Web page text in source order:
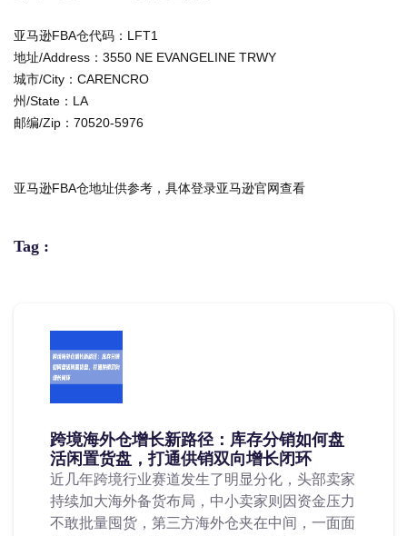
亚马逊FBA仓代码：LFT1
地址/Address：3550 NE EVANGELINE TRWY
城市/City：CARENCRO
州/State：LA
邮编/Zip：70520-5976
亚马逊FBA仓地址供参考，具体登录亚马逊官网查看
Tag :
跨境海外仓增长新路径：库存分销如何盘
活闲置货盘，打通供销双向增长闭环
近几年跨境行业赛道发生了明显分化，头部卖家
持续加大海外备货布局，中小卖家则因资金压力
不敢批量囤货，第三方海外仓夹在中间，一面面